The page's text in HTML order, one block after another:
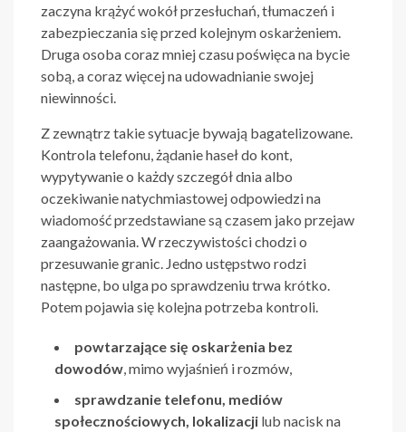
zaczyna krążyć wokół przesłuchań, tłumaczeń i
zabezpieczania się przed kolejnym oskarżeniem.
Druga osoba coraz mniej czasu poświęca na bycie
sobą, a coraz więcej na udowadnianie swojej
niewinności.
Z zewnątrz takie sytuacje bywają bagatelizowane.
Kontrola telefonu, żądanie haseł do kont,
wypytywanie o każdy szczegół dnia albo
oczekiwanie natychmiastowej odpowiedzi na
wiadomość przedstawiane są czasem jako przejaw
zaangażowania. W rzeczywistości chodzi o
przesuwanie granic. Jedno ustępstwo rodzi
następne, bo ulga po sprawdzeniu trwa krótko.
Potem pojawia się kolejna potrzeba kontroli.
powtarzające się oskarżenia bez
dowodów , mimo wyjaśnień i rozmów,
sprawdzanie telefonu, mediów
społecznościowych, lokalizacji lub nacisk na